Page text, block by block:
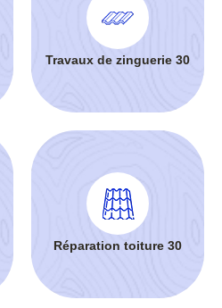
Travaux de zinguerie 30
Réparation toiture 30